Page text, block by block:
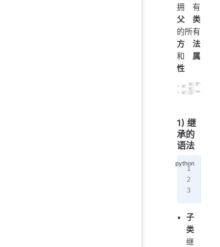
拥有
父类
的所有
方法
和 属
性
1) 继
承的
语法
子
类
继